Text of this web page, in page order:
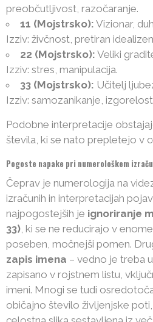
preobčutljivost, razočaranje.
11 (Mojstrsko): Vizionar,
Izziv: živčnost, pretiran
22 (Mojstrsko): Veliki
Izziv: stres, manipulacija.
33 (Mojstrsko): Učitelj
Izziv: samozanikanje,
Podobne interpretacije
števila, ki se nato prepletejo v
Pogoste napake pri numerološkem
Čeprav je numerologija na
izračunih in interpretacijah
najpogostejših je ignoriranje
33), ki se ne reducirajo v
poseben, močnejši pomen.
zapis imena – vedno je treba
zapisano v rojstnem listu,
imeni. Mnogi se tudi
običajno število življenjske